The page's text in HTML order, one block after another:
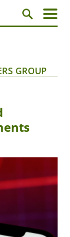
GROUP